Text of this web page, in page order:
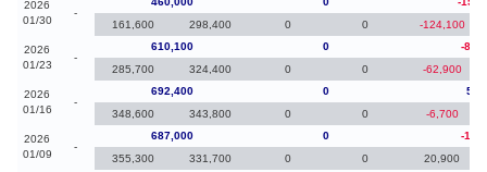
2026
01/30
-
161,600
298,400 0 0 -124,100
2026
01/23
-
610,100 0
-
285,700
324,400 0 0 -62,900
2026
01/16
-
692,400 0
348,600
343,800 0 0 -6,700
2026
01/09
-
687,000 0
-
355,300
331,700 0 0 20,900